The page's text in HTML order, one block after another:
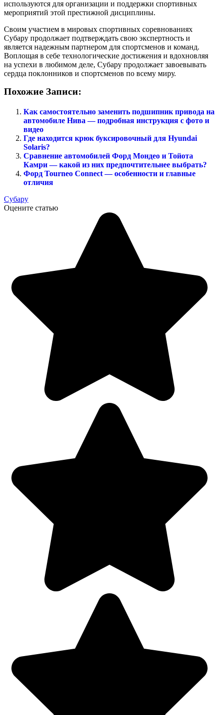
используются для организации и поддержки спортивных
мероприятий этой престижной дисциплины.
Своим участием в мировых спортивных соревнованиях
Субару продолжает подтверждать свою экспертность и
является надежным партнером для спортсменов и команд.
Воплощая в себе технологические достижения и вдохновляя
на успехи в любимом деле, Субару продолжает завоевывать
сердца поклонников и спортсменов по всему миру.
Похожие Записи:
Как самостоятельно заменить подшипник привода на
автомобиле Нива — подробная инструкция с фото и
видео
Где находится крюк буксировочный для Hyundai
Solaris?
Сравнение автомобилей Форд Мондео и Тойота
Камри — какой из них предпочтительнее выбрать?
Форд Tourneo Connect — особенности и главные
отличия
Субару
Оцените статью